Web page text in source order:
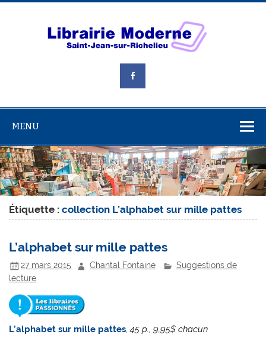
Skip
Livres, jouets et beaucoup plus!
MENU
Étiquette :collection L’alphabet sur mille pattes
L’alphabet sur mille pattes
27 mars 2015 Chantal Fontaine
Suggestions de
lecture
L’alphabet sur mille pattes,45 p., 9,95$ chacun